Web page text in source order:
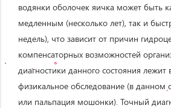
водянки оболочек яичка может быть
медленным (несколько лет), так и
недель), что зависит от причин
компенсаторных возможностей
диагностики данного состояния
физикальное обследование (в данном
или пальпация мошонки). Точный